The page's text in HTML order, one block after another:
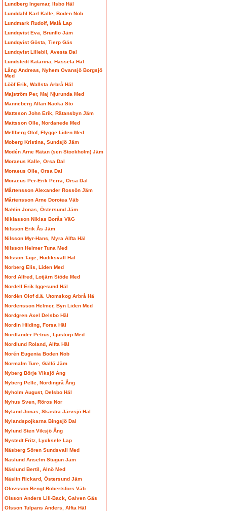
Lundberg Ingemar, Ilsbo Häl
Lunddahl Karl Kalle, Boden Nob
Lundmark Rudolf, Malå Lap
Lundqvist Eva, Brunflo Jäm
Lundqvist Gösta, Tierp Gäs
Lundqvist Lillebil, Avesta Dal
Lundstedt Katarina, Hassela Häl
Lång Andreas, Nyhem Ovansjö Borgsjö
Med
Lööf Erik, Wallsta Arbrå Häl
Majström Per, Maj Njurunda Med
Manneberg Allan Nacka Sto
Mattsson John Erik, Rätansbyn Jäm
Mattsson Olle, Nordanede Med
Mellberg Olof, Flygge Liden Med
Moberg Kristina, Sundsjö Jäm
Modén Arne Rätan (sen Stockholm) Jäm
Moraeus Kalle, Orsa Dal
Moraeus Olle, Orsa Dal
Moraeus Per-Erik Perra, Orsa Dal
Mårtensson Alexander Rossön Jäm
Mårtensson Arne Dorotea Väb
Nahlin Jonas, Östersund Jäm
Niklasson Niklas Borås VäG
Nilsson Erik Ås Jäm
Nilsson Myr-Hans, Myra Alfta Häl
Nilsson Helmer Tuna Med
Nilsson Tage, Hudiksvall Häl
Norberg Elis, Liden Med
Nord Alfred, Lotjärn Stöde Med
Nordell Erik Iggesund Häl
Nordén Olof d.ä. Utomskog Arbrå Hä
Nordensson Helmer, Byn Liden Med
Nordgren Axel Delsbo Häl
Nordin Hilding, Forsa Häl
Nordlander Petrus, Ljustorp Med
Nordlund Roland, Alfta Häl
Norén Eugenia Boden Nob
Normalm Ture, Gällö Jäm
Nyberg Börje Viksjö Ång
Nyberg Pelle, Nordingrå Ång
Nyholm August, Delsbo Häl
Nyhus Sven, Röros Nor
Nyland Jonas, Skästra Järvsjö Häl
Nylandspojkarna Bingsjö Dal
Nylund Sten Viksjö Ång
Nystedt Fritz, Lycksele Lap
Näsberg Sören Sundsvall Med
Näslund Anselm Stugun Jäm
Näslund Bertil, Alnö Med
Näslin Rickard, Östersund Jäm
Olovsson Bengt Robertsfors Väb
Olsson Anders Lill-Back, Galven Gäs
Olsson Tulpans Anders, Alfta Häl